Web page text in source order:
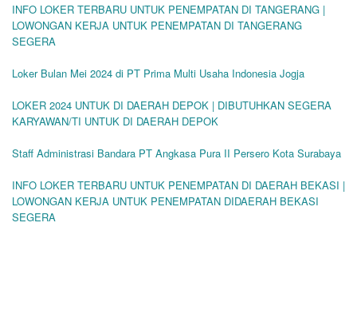
INFO LOKER TERBARU UNTUK PENEMPATAN DI TANGERANG |
LOWONGAN KERJA UNTUK PENEMPATAN DI TANGERANG
SEGERA
Loker Bulan Mei 2024 di PT Prima Multi Usaha Indonesia Jogja
LOKER 2024 UNTUK DI DAERAH DEPOK | DIBUTUHKAN SEGERA
KARYAWAN/TI UNTUK DI DAERAH DEPOK
Staff Administrasi Bandara PT Angkasa Pura II Persero Kota Surabaya
INFO LOKER TERBARU UNTUK PENEMPATAN DI DAERAH BEKASI |
LOWONGAN KERJA UNTUK PENEMPATAN DIDAERAH BEKASI
SEGERA